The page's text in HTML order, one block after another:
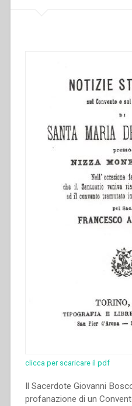
di
tutto
e
dell’Uffizio
morti
di
una
scelta
di
sacerdote
Bosco”
clicca per scaricare il pdf
Il Sacerdote Giovanni
profanazione di un